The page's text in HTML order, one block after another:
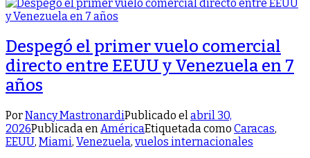
Despegó el primer vuelo comercial
directo entre EEUU y Venezuela en 7
años
PorNancy MastronardiPublicado elabril 30,
2026Publicada enAméricaEtiquetada como Caracas,
EEUU, Miami, Venezuela, vuelos internacionales